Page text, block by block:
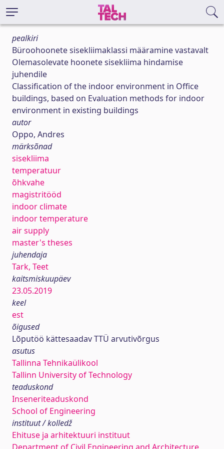
pealkiri
Büroohoonete sisekliimaklassi määramine vastavalt
Olemasolevate hoonete sisekliima hindamise
juhendile
Classification of the indoor environment in Office
buildings, based on Evaluation methods for indoor
environment in existing buildings
autor
Oppo, Andres
märksõnad
sisekliima
temperatuur
õhkvahe
magistritööd
indoor climate
indoor temperature
air supply
master's theses
juhendaja
Tark, Teet
kaitsmiskuupäev
23.05.2019
keel
est
õigused
Lõputöö kättesaadav TTÜ arvutivõrgus
asutus
Tallinna Tehnikaülikool
Tallinn University of Technology
teaduskond
Inseneriteaduskond
School of Engineering
instituut / kolledž
Ehituse ja arhitektuuri instituut